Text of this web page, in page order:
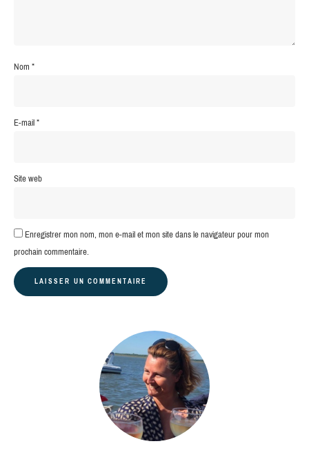
Nom*
E-mail*
Site web
Enregistrer mon nom, mon e-mail et mon site dans le navigateur pour mon
prochain commentaire.